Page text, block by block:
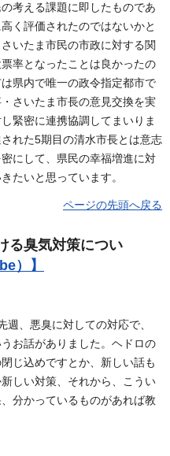
考える課題に即したものであ
く評価されたのではないかと
いたま市民の市政に対する関
率となったことは良かったの
県内で唯一の政令指定都市で
さいたま市長の意見交換を実
緊密に連携協調してまいりま
れた5期目の清水市長とは意志
にして、県民の幸福増進に対
たいと思っています。
ページの先頭へ戻る
る臭気対策につい
）】
、悪臭に対しての対応で、
お話がありました。ヘドロの
じ込めですとか、新しい話も
しい対策、それから、こうい
分かっているものがあれば教